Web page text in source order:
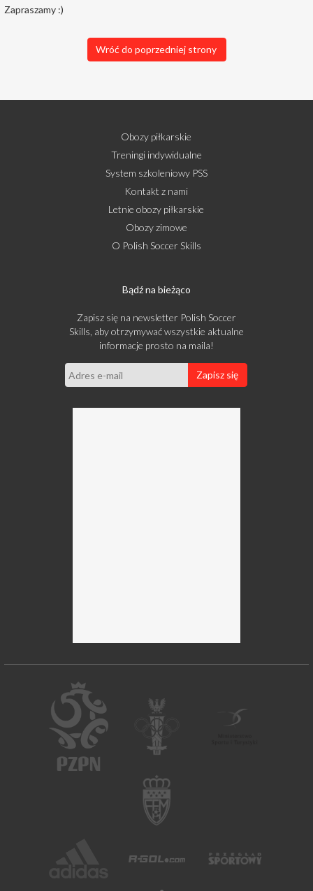
Zapraszamy :)
Wróć do poprzedniej strony
Obozy piłkarskie
Treningi indywidualne
System szkoleniowy PSS
Kontakt z nami
Letnie obozy piłkarskie
Obozy zimowe
O Polish Soccer Skills
Bądź na bieżąco
Zapisz się na newsletter Polish Soccer
Skills, aby otrzymywać wszystkie aktualne
informacje prosto na maila!
Zapisz się